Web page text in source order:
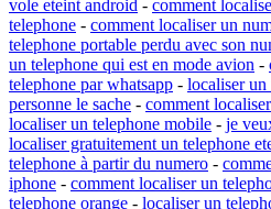
vole eteint android - comment
telephone - comment localiser un
telephone portable perdu avec son
un telephone qui est en mode avion -
telephone par whatsapp - localiser un
personne le sache - comment
localiser un telephone mobile - je
localiser gratuitement un telephone
telephone à partir du numero -
iphone - comment localiser un
telephone orange - localiser un